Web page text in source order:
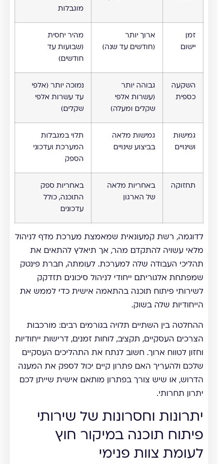
מוגבלות
זמן
יישום
ארוך יותר
(חודשים עד שנה)
מהיר יחסית
(שבועות עד
חודשים)
השקעה
כספית
גבוהה יותר
(עשרות אלפי
שקלים ומעלה)
נמוכה יותר (אלפי
עד עשרות אלפי
שקלים)
גמישות
ושינויים
גמישות מלאה
בביצוע שינויים
תלוי במגבלות
המערכת ועדכוני
הספק
תחזוקה
באחריות מלאה
של הארגון
באחריות ספק
התוכנה, כולל
עדכונים
לדוגמה, רשת קמעונאית שמאמצת מערכת מדף לניהול
מלאי עשויה להתקדם מהר, אך תיאלץ להתאים את
תהליכי העבודה שלה למערכת. לעומתה, חברת פינטק
שמפתחת אלגוריתם ייחודי לניהול סיכונים תזדקק
לשירותי פיתוח תוכנה בהתאמה אישית כדי לממש את
הייחודיות שלה בשוק.
ההחלטה בין השתיים תלויה בגורמים רבים: מורכבות
הצרכים העסקיים, תקציב, לוחות זמנים, דרישות ייחודיות
וחזון לטווח ארוך. חשוב לנתח את התהליכים העסקיים
שלכם ולהעריך האם פתרון קיים יכול לספק את המענה
הדרוש, או שיש צורך בפתרון מותאם אישית שייתן לכם
יתרון תחרותי.
יתרונות וחסרונות של שירותי
פיתוח תוכנה במיקור חוץ
לעומת צוות פנימי